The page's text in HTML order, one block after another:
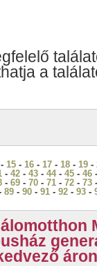
a
15 - 16 - 17 - 18 - 19 -
- 42 - 43 - 44- 45 - 46
- 69 - 70 - 71 - 72 - 73
89 - 90 - 91 - 92 - 93 -